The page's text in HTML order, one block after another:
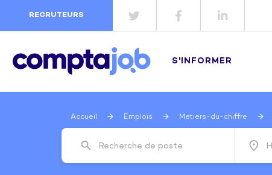
RECRUTEURS
S'INFORMER
Accueil Emplois Metiers-du-chiffre
Recherche de poste
search place